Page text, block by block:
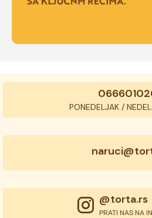
PONEDELJAK /
@torta.rs
PRATI NAS NA